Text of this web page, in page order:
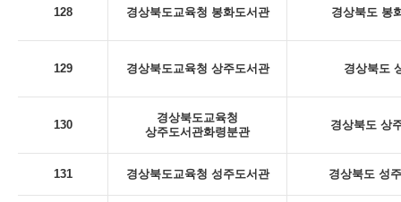
128 경상북도교육청 봉화도서관 경상북도 봉
129 경상북도교육청 상주도서관 경상북도
130
경상북도교육청
상주도서관화령분관
경상북도 상
131 경상북도교육청 성주도서관 경상북도 성